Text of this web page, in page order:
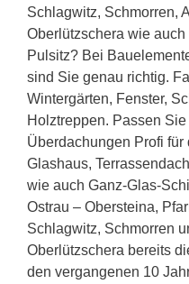
Schlagwitz, Schmorren,
Oberlützschera wie
Pulsitz? Bei
sind Sie genau richtig.
Wintergärten, Fenster,
Holztreppen. Passen
Überdachungen Profi für
Glashaus,
wie auch Ganz-Glas-
Ostrau – Obersteina,
Schlagwitz, Schmorren
Oberlützschera bereits
den vergangenen 10